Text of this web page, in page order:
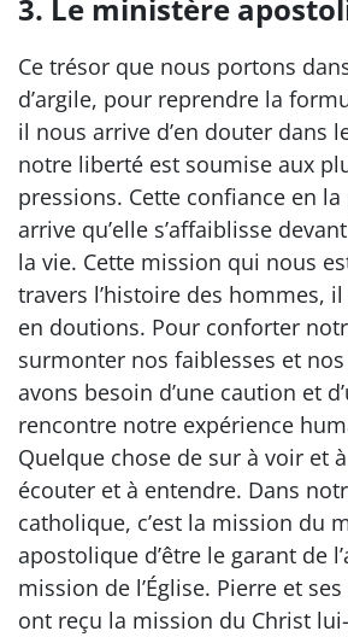
3. Le ministère
Ce trésor que nous portons
d’argile, pour reprendre la
il nous arrive d’en douter dans
notre liberté est soumise aux
pressions. Cette confiance en
arrive qu’elle s’affaiblisse
la vie. Cette mission qui nous
travers l’histoire des hommes,
en doutions. Pour conforter
surmonter nos faiblesses et
avons besoin d’une caution et
rencontre notre expérience
Quelque chose de sur à voir et
écouter et à entendre. Dans
catholique, c’est la mission du
apostolique d’être le garant de
mission de l’Église. Pierre et
ont reçu la mission du Christ